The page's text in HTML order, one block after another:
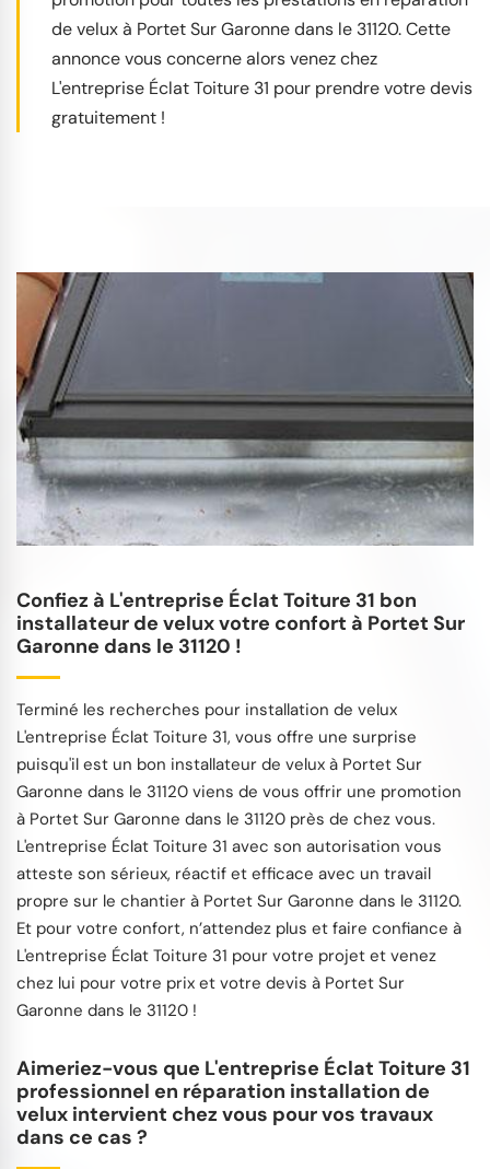
de velux à Portet Sur Garonne dans le 31120. Cette
annonce vous concerne alors venez chez
L'entreprise Éclat Toiture 31 pour prendre votre devis
gratuitement !
Confiez à L'entreprise Éclat Toiture 31 bon
installateur de velux votre confort à Portet Sur
Garonne dans le 31120 !
Terminé les recherches pour installation de velux
L'entreprise Éclat Toiture 31, vous offre une surprise
puisqu'il est un bon installateur de velux à Portet Sur
Garonne dans le 31120 viens de vous offrir une promotion
à Portet Sur Garonne dans le 31120 près de chez vous.
L'entreprise Éclat Toiture 31 avec son autorisation vous
atteste son sérieux, réactif et efficace avec un travail
propre sur le chantier à Portet Sur Garonne dans le 31120.
Et pour votre confort, n’attendez plus et faire confiance à
L'entreprise Éclat Toiture 31 pour votre projet et venez
chez lui pour votre prix et votre devis à Portet Sur
Garonne dans le 31120 !
Aimeriez-vous que L'entreprise Éclat Toiture 31
professionnel en réparation installation de
velux intervient chez vous pour vos travaux
dans ce cas ?